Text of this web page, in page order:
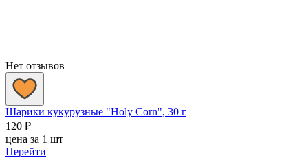
Нет отзывов
Шарики кукурузные "Holy Corn", 30 г
120 ₽
цена за 1 шт
Перейти